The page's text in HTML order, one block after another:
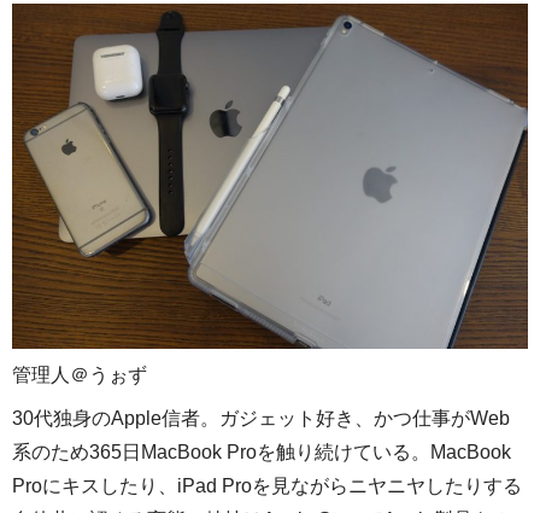
管理人＠うぉず
30代独身のApple信者。ガジェット好き、かつ仕事がWeb
系のため365日MacBook Proを触り続けている。MacBook
Proにキスしたり、iPad Proを見ながらニヤニヤしたりする